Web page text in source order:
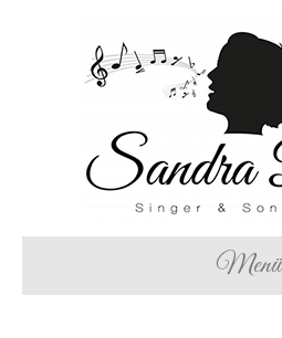
Menü